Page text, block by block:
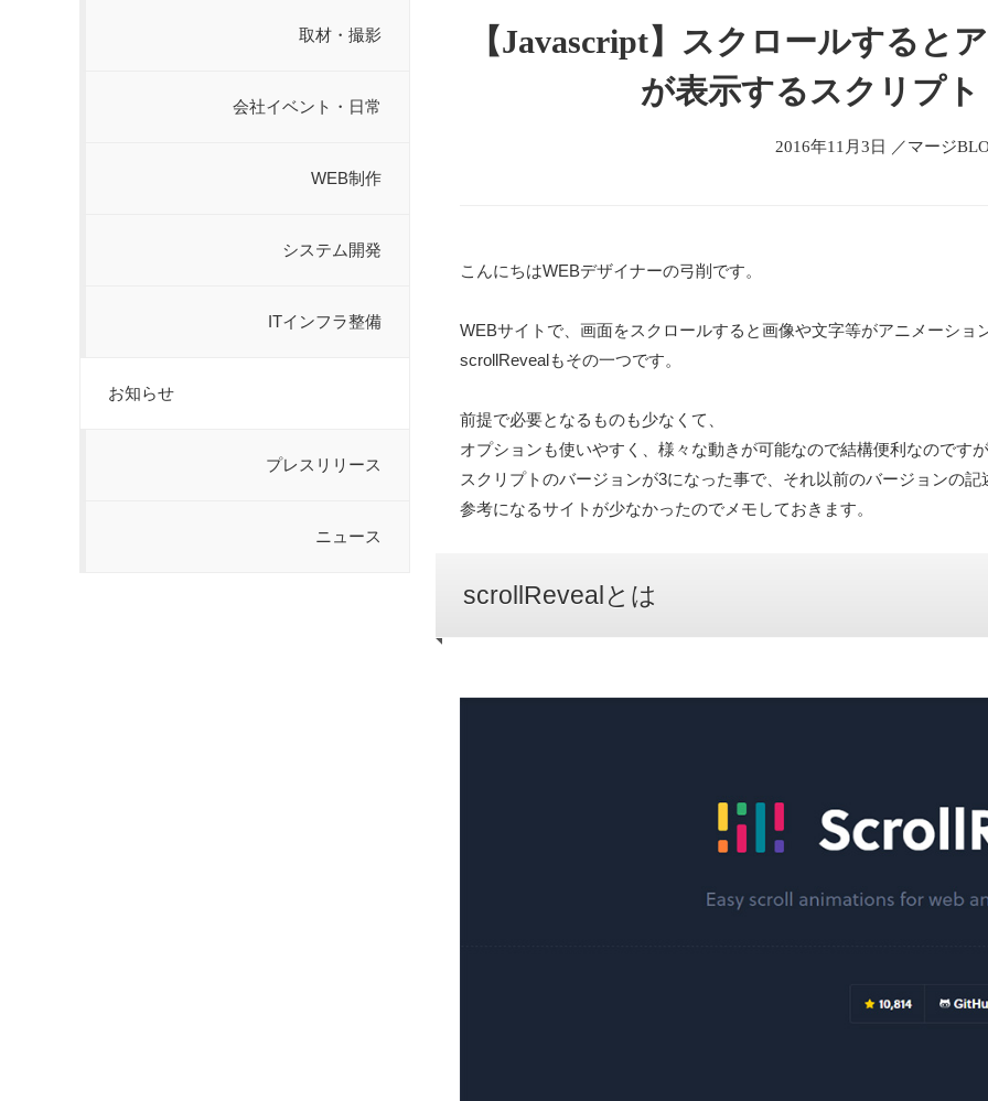
取材・撮影
会社イベント・日常
WEB制作
システム開発
ITインフラ整備
お知らせ
プレスリリース
ニュース
【Javascript】スクロールすると
が表示するスクリプト
2016年11月3日 ／マージ
こんにちはWEBデザイナーの弓削です。
WEBサイトで、画面をスクロールすると画像や文字等がアニメーシ
scrollRevealもその一つです。
前提で必要となるものも少なくて、
オプションも使いやすく、様々な動きが可能なので結構便利なのです
スクリプトのバージョンが3になった事で、それ以前のバージョンの
参考になるサイトが少なかったのでメモしておきます。
scrollRevealとは